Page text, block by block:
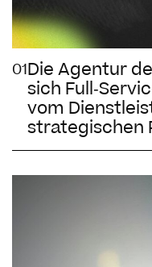
01Die Agentur
sich Full-
vom
strategischen